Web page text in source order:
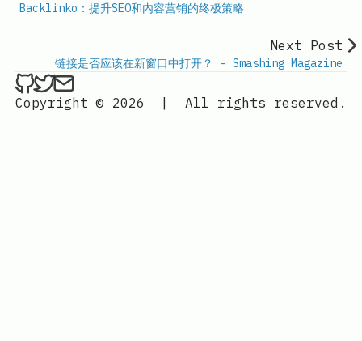
Backlinko：提升SEO和内容营销的终极策略
Next Post
链接是否应该在新窗口中打开？ - Smashing Magazine
ethan4768 on Github
ethan4768 on Twitter
Send an email to
Copyright © 2026
All rights reserved.